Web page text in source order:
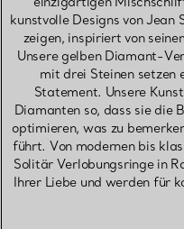
kunstvolle Designs von
zeigen, inspiriert von
Unsere gelben Diamant-
mit drei Steinen setzen
Statement. Unsere
Diamanten so, dass sie die
optimieren, was zu
führt. Von modernen bis
Solitär Verlobungsringe in
Ihrer Liebe und werden für